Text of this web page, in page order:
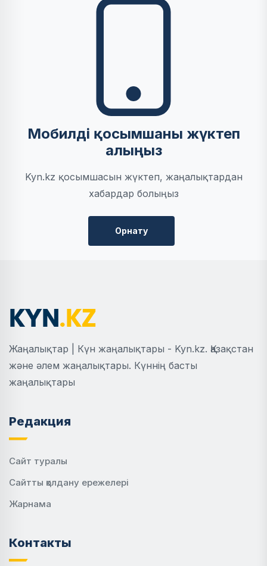
Мобилді қосымшаны жүктеп
алыңыз
Kyn.kz қосымшасын жүктеп, жаңалықтардан
хабардар болыңыз
Орнату
Жаңалықтар | Күн жаңалықтары - Kyn.kz. Қазақстан
және әлем жаңалықтары. Күннің басты
жаңалықтары
Редакция
Сайт туралы
Сайтты қолдану ережелері
Жарнама
Контакты